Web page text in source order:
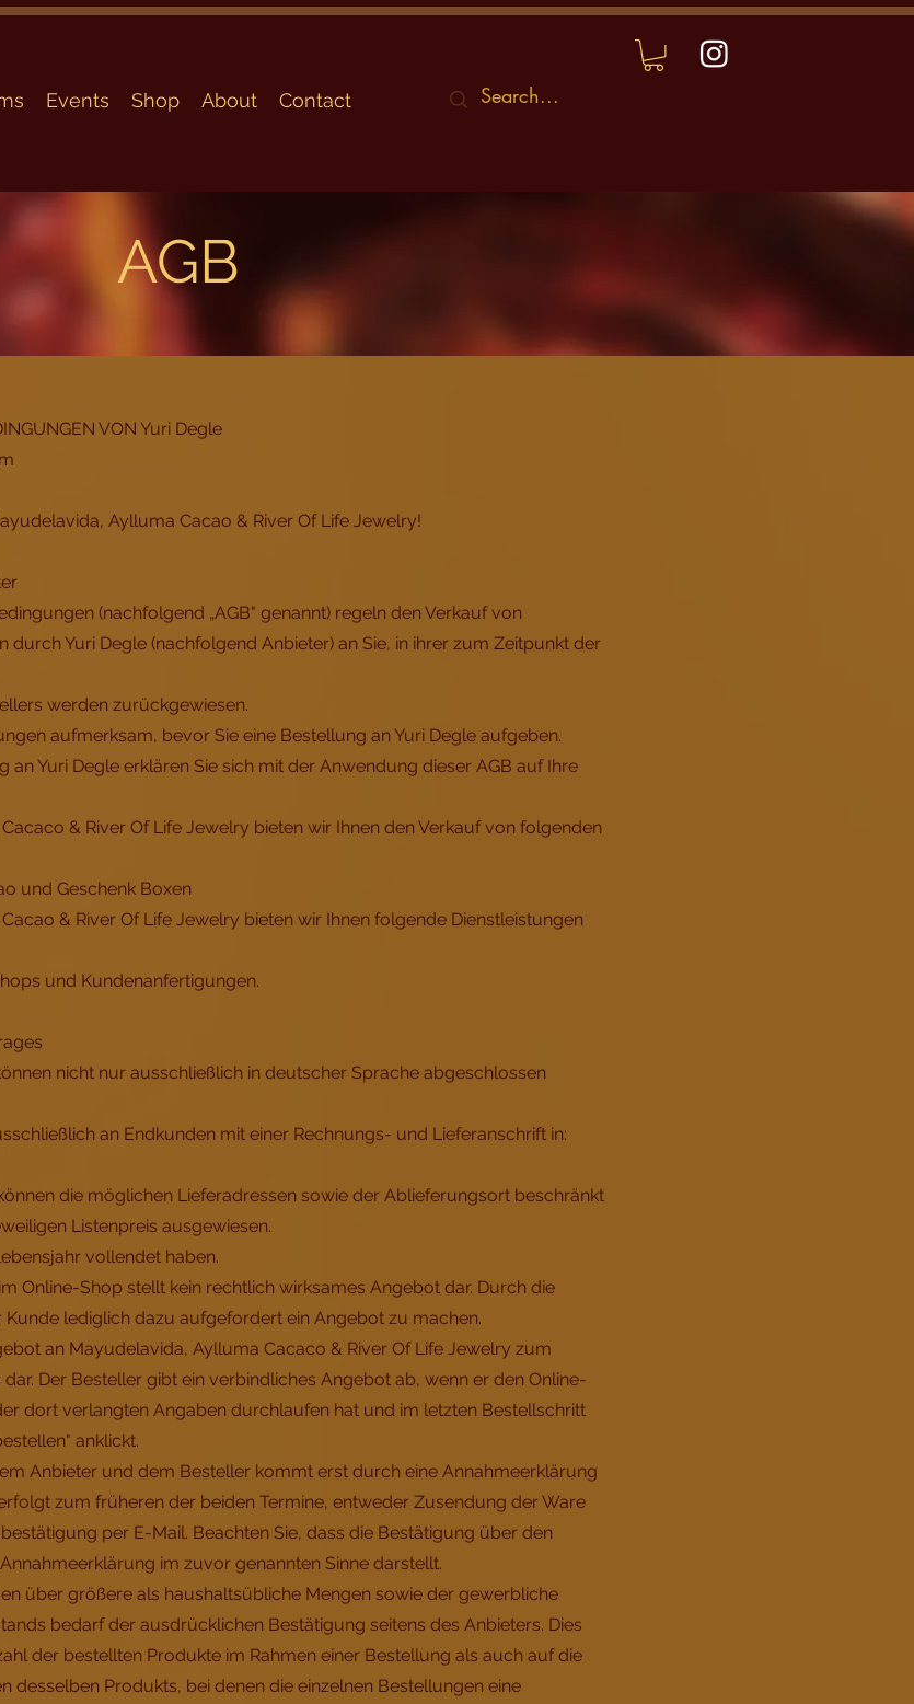
Events Shop About Contact
AGB
VON Yuri Degle
Aylluma Cacao & River Of Life Jewelry!
(nachfolgend „AGB" genannt) regeln den Verkauf von
durch Yuri Degle (nachfolgend Anbieter) an Sie, in ihrer zum Zeitpunkt der
werden zurückgewiesen.
aufmerksam, bevor Sie eine Bestellung an Yuri Degle aufgeben.
an Yuri Degle erklären Sie sich mit der Anwendung dieser AGB auf Ihre
& River Of Life Jewelry bieten wir Ihnen den Verkauf von folgenden
und Geschenk Boxen
& River Of Life Jewelry bieten wir Ihnen folgende Dienstleistungen
und Kundenanfertigungen.
nicht nur ausschließlich in deutscher Sprache abgeschlossen
an Endkunden mit einer Rechnungs- und Lieferanschrift in:
die möglichen Lieferadressen sowie der Ablieferungsort beschränkt
Listenpreis ausgewiesen.
vollendet haben.
Online-Shop stellt kein rechtlich wirksames Angebot dar. Durch die
lediglich dazu aufgefordert ein Angebot zu machen.
an Mayudelavida, Aylluma Cacaco & River Of Life Jewelry zum
Der Besteller gibt ein verbindliches Angebot ab, wenn er den Online-
dort verlangten Angaben durchlaufen hat und im letzten Bestellschritt
anklickt.
Anbieter und dem Besteller kommt erst durch eine Annahmeerklärung
zum früheren der beiden Termine, entweder Zusendung der Ware
per E-Mail. Beachten Sie, dass die Bestätigung über den
im zuvor genannten Sinne darstellt.
über größere als haushaltsübliche Mengen sowie der gewerbliche
bedarf der ausdrücklichen Bestätigung seitens des Anbieters. Dies
der bestellten Produkte im Rahmen einer Bestellung als auch auf die
desselben Produkts, bei denen die einzelnen Bestellungen eine